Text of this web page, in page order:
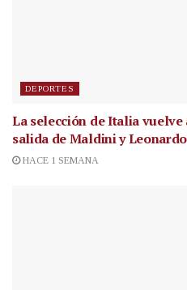
DEPORTES
La selección de Italia
salida de Maldini y
HACE 1 SEMANA